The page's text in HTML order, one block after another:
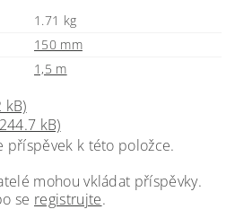
1.71 kg
150 mm
1,5 m
kB)
kB)
příspěvek k této položce.
mohou vkládat příspěvky.
se registrujte.